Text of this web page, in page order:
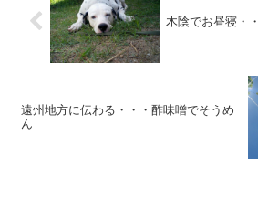
木陰でお昼寝・
遠州地方に伝わる・・・酢味噌でそうめ
ん